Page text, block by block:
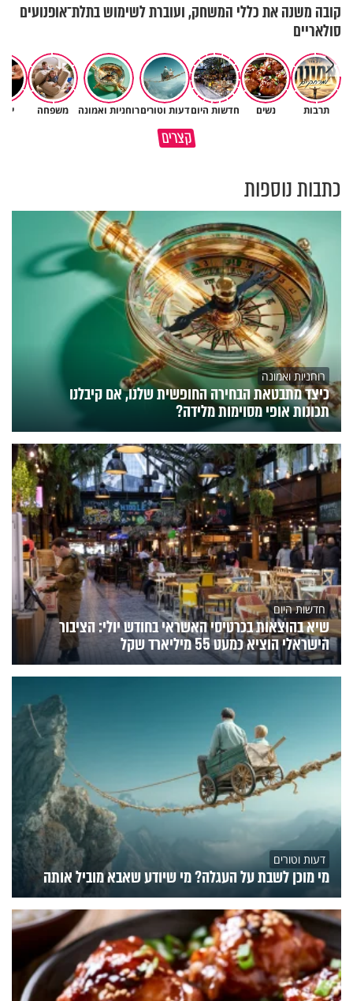
קובה משנה את כללי המשחק, ועוברת לשימוש בתלת־אופנועים
סולאריים
תרבות נשים חדשות היוםדעות וטוריםרוחניות ואמונה משפחה
קצרים
גם חיוך בבוקר ולימוד קטן יכולים
יש סיבה למה הקושי הזה הגיע
כתבות נוספות
רוחניות ואמונה
כיצד מתבטאת הבחירה החופשית שלנו, אם קיבלנו
תכונות אופי מסוימות מלידה?
חדשות היום
שיא בהוצאות בכרטיסי האשראי בחודש יולי: הציבור
הישראלי הוציא כמעט 55 מיליארד שקל
דעות וטורים
מי מוכן לשבת על העגלה? מי שיודע שאבא מוביל אותה